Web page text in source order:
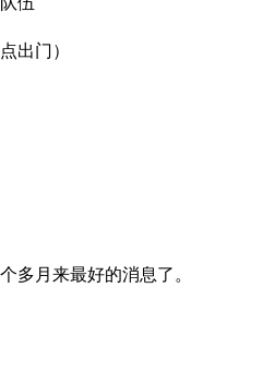
出门）
多月来最好的消息了。